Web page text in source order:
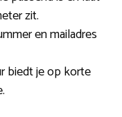
zit.
en mailadres
biedt je op korte